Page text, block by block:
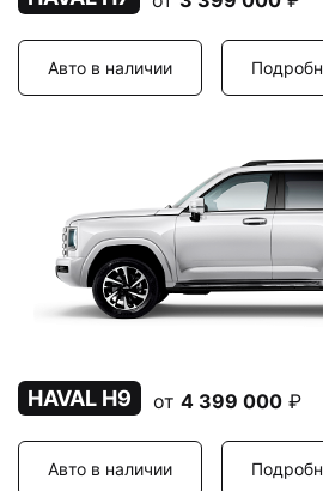
Авто в наличии
HAVAL H9 от 4 399 000 ₽
Авто в наличии